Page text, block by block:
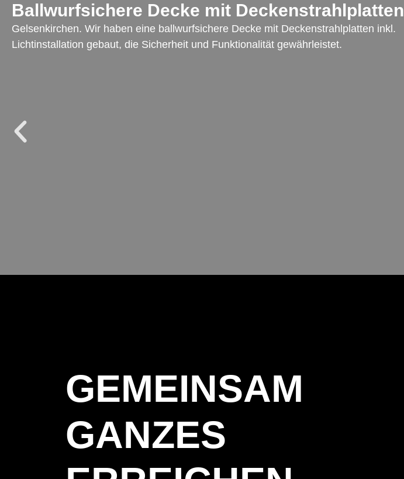
Ballwurfsichere Decke mit Deckenstrahlplatten
Gelsenkirchen. Wir haben eine ballwurfsichere Decke mit Deckenstrahlplatten inkl.
Lichtinstallation gebaut, die Sicherheit und Funktionalität gewährleistet.
GEMEINSAM
GANZES